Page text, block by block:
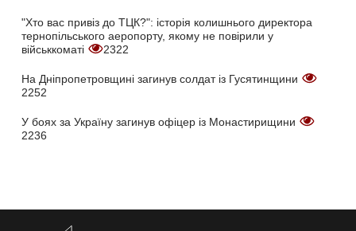
"Хто вас привіз до ТЦК?": історія колишнього директора
тернопільського аеропорту, якому не повірили у
військкоматі
2322
На Дніпропетровщині загинув солдат із Гусятинщини
2252
У боях за Україну загинув офіцер із Монастирищини
2236